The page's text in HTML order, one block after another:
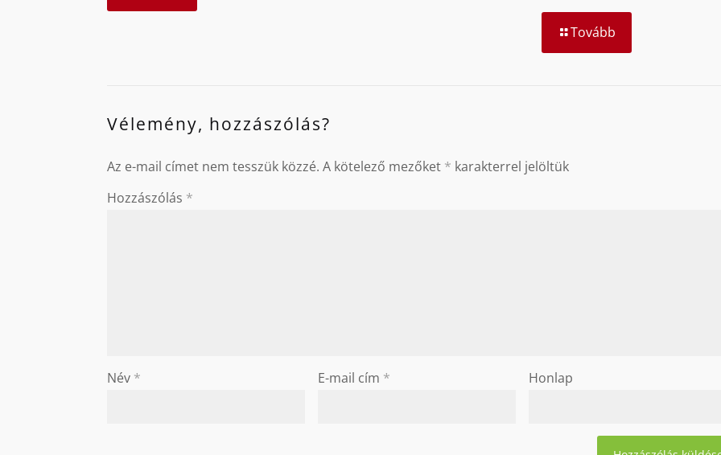
Tovább
Vélemény, hozzászólás?
Az e-mail címet nem tesszük közzé. A kötelező mezőket * karakterrel jelöltük
Hozzászólás *
Név * E-mail cím * Honlap